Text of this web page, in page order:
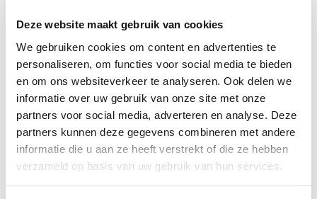
Deze website maakt gebruik van cookies
We gebruiken cookies om content en advertenties te
personaliseren, om functies voor social media te bieden
en om ons websiteverkeer te analyseren. Ook delen we
informatie over uw gebruik van onze site met onze
partners voor social media, adverteren en analyse. Deze
partners kunnen deze gegevens combineren met andere
informatie die u aan ze heeft verstrekt of die ze hebben
verzameld op basis van uw gebruik van hun services.
familie van moeder woont in Italië, ze hebben hier een
koken, pizza’s en taarten bakken, zij wil dat graag zo af en
toe doen voor het steungezin.
Profiel steungezin
Wij zoeken een gezin: